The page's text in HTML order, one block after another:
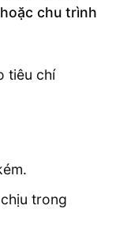
chu trình
tiêu chí
trong